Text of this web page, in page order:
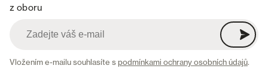
z oboru
Vložením e-mailu souhlasíte spodmínkami ochrany osobních údajů.